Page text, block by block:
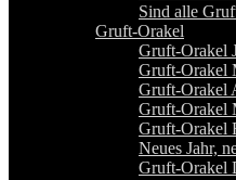
Sind alle
Gruft-Orakel
Gruft-Orakel
Gruft-Orakel
Gruft-Orakel
Gruft-Orakel
Gruft-Orakel
Neues Jahr,
Gruft-Orakel